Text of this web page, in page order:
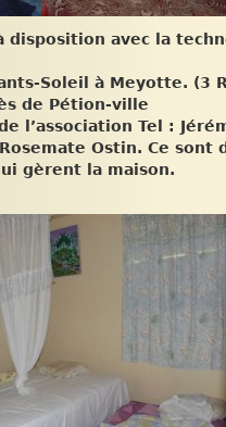
disposition avec la
Soleil à Meyotte. (3
de Pétion-ville
l’association Tel :
Ostin. Ce sont
gèrent la maison.